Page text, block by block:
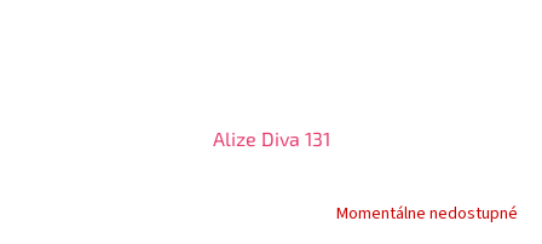
Alize Diva 131
Momentálne nedostupné